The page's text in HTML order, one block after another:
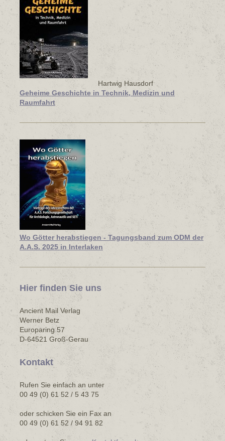
Hartwig Hausdorf
Geheime Geschichte in Technik, Medizin und
Raumfahrt
Wo Götter herabstiegen - Tagungsband zum ODM der
A.A.S. 2025 in Interlaken
Hier finden Sie uns
Ancient Mail Verlag
Werner Betz
Europaring 57
D-64521 Groß-Gerau
Kontakt
Rufen Sie einfach an unter
00 49 (0) 61 52 / 5 43 75
oder schicken Sie ein Fax an
00 49 (0) 61 52 / 94 91 82